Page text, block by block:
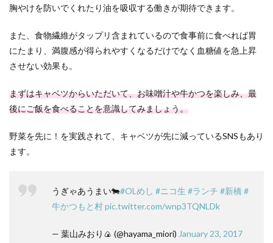
胸やけを防いでくれたり油を吸収する働きが期待できます。
また、食物繊維がタップリ含まれているので食事前に食べれば胃
にたまり、満腹感が得られやすくなるだけでなく血糖値を急上昇
させない効果も。
まずはキャベツからいただいて、お味噌汁や牛かつを楽しみ、最
後にご飯を食べることを意識してみましょう。
野菜を先に！を実践されて、キャベツが先に減っているSNSもあり
ます。
うぎゃあうまい🐄#OLめし #ニコ生 #ランチ #新橋 #
牛かつもと村pic.twitter.com/wnp3TQNLDk
— 葉山みおり🍙 (@hayama_miori) January 23, 2017